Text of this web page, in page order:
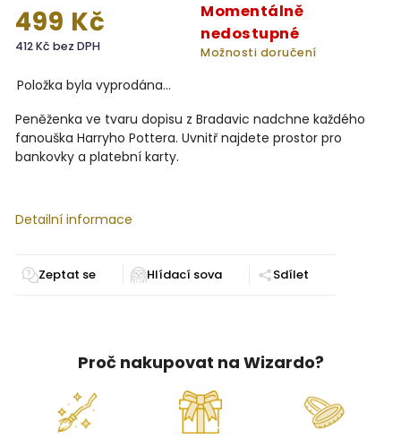
499 Kč
412 Kč bez DPH
Momentálně
nedostupné
Možnosti doručení
Položka byla vyprodána…
Peněženka ve tvaru dopisu z Bradavic nadchne každého
fanouška Harryho Pottera. Uvnitř najdete prostor pro
bankovky a platební karty.
Detailní informace
Zeptat se Sdílet
Proč nakupovat na Wizardo?